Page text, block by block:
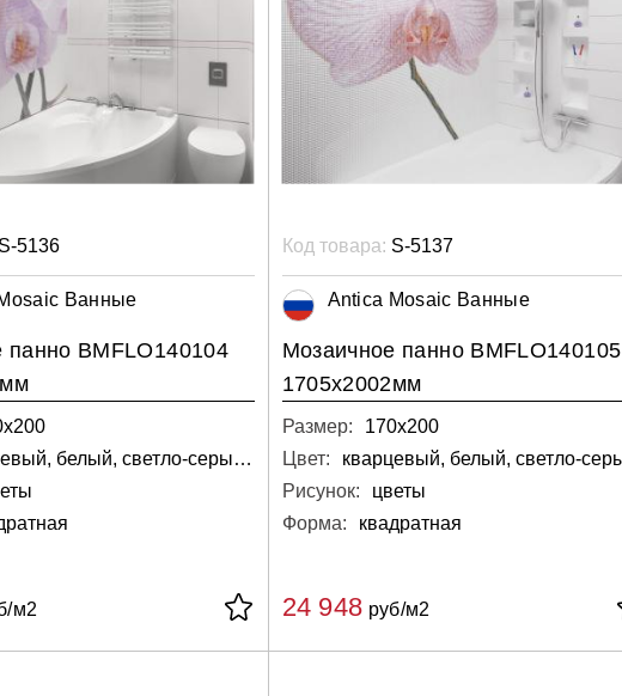
5136
Ванные
панно BMFLO140104
кварцевый, белый, светло-серый, серебряный
м2
Код товара: S-5137
Antica Mosaic Ванные
Мозаичное панно BMFLO140105
1705х2002мм
Размер:
170х200
Цвет:
Рисунок:
цветы
Форма:
квадратная
24 948 руб/м2